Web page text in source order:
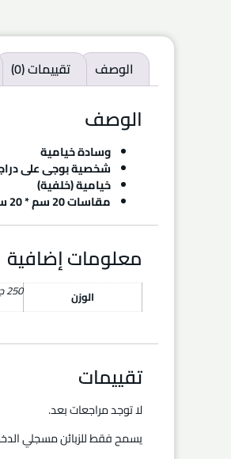
الوصف تقييمات (0)
الوصف
وسادة خيامية
شخصية بوجى على
خيامية (خلفية)
مقاسات 20 سم * 20 سم
معلومات إضافية
الوزن 250 جرام
تقييمات
لا توجد مراجعات بعد.
يسمح فقط للزبائن مسجلي